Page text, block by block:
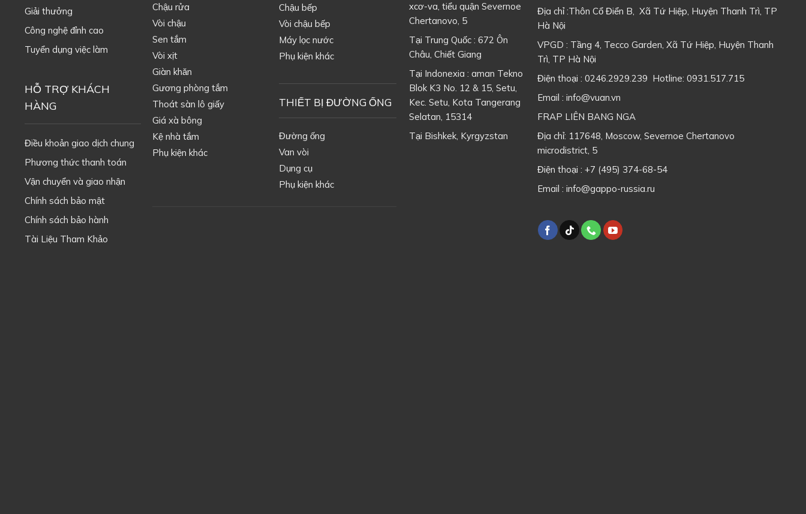
Giải thưởng
Công nghệ đỉnh cao
Tuyển dụng việc làm
HỖ TRỢ KHÁCH
HÀNG
Điều khoản giao dịch chung
Phương thức thanh toán
Vận chuyển và giao nhận
Chính sách bảo mật
Chính sách bảo hành
Tài Liệu Tham Khảo
Chậu rửa
Vòi chậu
Sen tắm
Vòi xịt
Giàn khăn
Gương phòng tắm
Thoát sàn lô giấy
Giá xà bông
Kệ nhà tắm
Phụ kiện khác
Chậu bếp
Vòi chậu bếp
Máy lọc nước
Phụ kiện khác
THIẾT BỊ ĐƯỜNG ỐNG
Đường ống
Van vòi
Dụng cụ
Phụ kiện khác
xcơ-va, tiểu quận Severnoe
Chertanovo, 5
Tại Trung Quốc : 672 Ôn
Châu, Chiết Giang
Tại Indonexia : aman Tekno
Blok K3 No. 12 & 15, Setu,
Kec. Setu, Kota Tangerang
Selatan, 15314
Tại Bishkek, Kyrgyzstan
Địa chỉ :Thôn Cổ Điển B, Xã Tứ Hiệp, Huyện Thanh Trì, TP
Hà Nội
VPGD : Tầng 4, Tecco Garden, Xã Tứ Hiệp, Huyện Thanh
Trì, TP Hà Nội
Điện thoại : 0246.2929.239 Hotline: 0931.517.715
Email : info@vuan.vn
FRAP LIÊN BANG NGA
Địa chỉ: 117648, Moscow, Severnoe Chertanovo
microdistrict, 5
Điện thoại : +7 (495) 374-68-54
Email : info@gappo-russia.ru